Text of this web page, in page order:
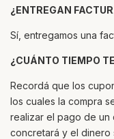
¿ENTREGAN
Sí, entregamos una
¿CUÁNTO TIEMPO
Recordá que los
los cuales la compra
realizar el pago de
concretará y el dinero